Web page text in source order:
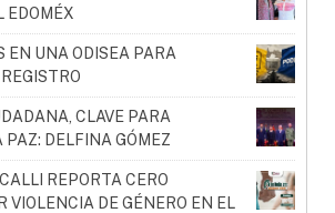
EDOMÉX
EN UNA ODISEA PARA
CLAVE PARA
PAZ: DELFINA GÓMEZ
REPORTA CERO
VIOLENCIA DE GÉNERO EN EL